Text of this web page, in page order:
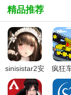
分布，规划好消
等，可以事半功
3. 连击加分：尽
能获得额外分数
4. 耐心思考：遇
精品推荐
sinisistar2安
卓汉化版
疯狂
3中